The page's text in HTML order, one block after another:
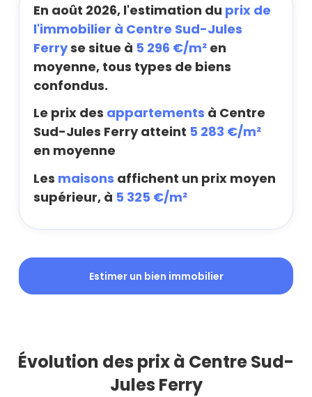
En août 2026, l'estimation du prix de
l'immobilier à Centre Sud-Jules
Ferryse situe à 5 296 €/m² en
moyenne, tous types de biens
confondus.
Le prix des appartements à Centre
Sud-Jules Ferry atteint 5 283 €/m²
en moyenne
Les maisons affichent un prix moyen
supérieur, à 5 325 €/m²
Estimer un bien immobilier
Évolution des prix à Centre Sud-
Jules Ferry